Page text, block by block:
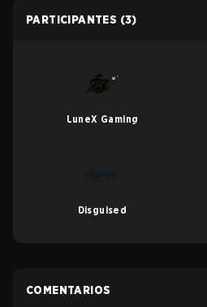
PARTICIPANTES (3)
LuneX Gaming
Disguised
COMENTARIOS